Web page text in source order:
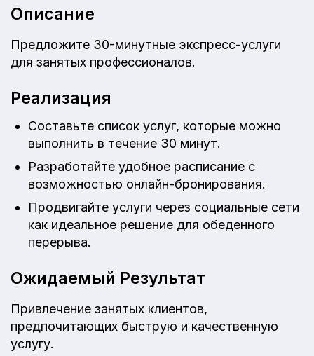
Описание
Предложите 30-минутные экспресс-услуги
для занятых профессионалов.
Реализация
Составьте список услуг, которые можно
выполнить в течение 30 минут.
Разработайте удобное расписание с
возможностью онлайн-бронирования.
Продвигайте услуги через социальные сети
как идеальное решение для обеденного
перерыва.
Ожидаемый Результат
Привлечение занятых клиентов,
предпочитающих быструю и качественную
услугу.